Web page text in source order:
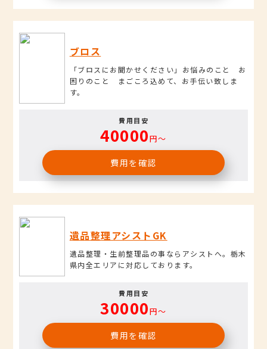
ブロス
「ブロスにお聞かせください」お悩みのこと お
困りのこと まごころ込めて、お手伝い致しま
す。
費用目安
40000円〜
費用を確認
遺品整理アシストGK
遺品整理・生前整理品の事ならアシストへ。栃木
県内全エリアに対応しております。
費用目安
30000円〜
費用を確認